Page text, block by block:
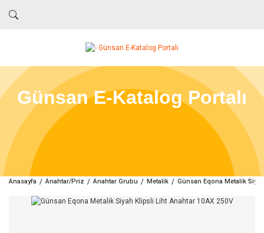
Günsan E-Katalog Portalı
Anasayfa Anahtar/Priz Anahtar Grubu Metalik Günsan Eqona Metalik